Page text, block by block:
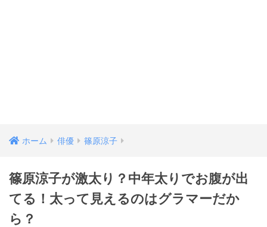
ホーム 俳優 篠原涼子
篠原涼子が激太り？中年太りでお腹が出
てる！太って見えるのはグラマーだか
ら？